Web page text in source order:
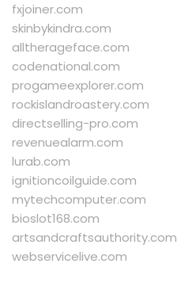
fxjoiner.com
skinbykindra.com
alltherageface.com
codenational.com
progameexplorer.com
rockislandroastery.com
directselling-pro.com
revenuealarm.com
lurab.com
ignitioncoilguide.com
mytechcomputer.com
bioslot168.com
artsandcraftsauthority.com
webservicelive.com